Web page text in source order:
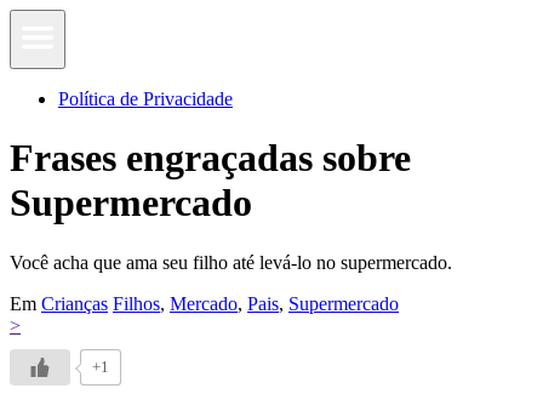
Política de Privacidade
Frases engraçadas sobre
Supermercado
Você acha que ama seu filho até levá-lo no supermercado.
Em Crianças Filhos, Mercado, Pais, Supermercado
>
+1